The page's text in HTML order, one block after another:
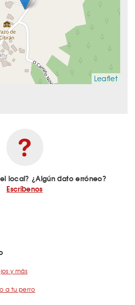
Leaflet
local? ¿Algún dato erróneo?
Escríbenos
y más
a tu perro